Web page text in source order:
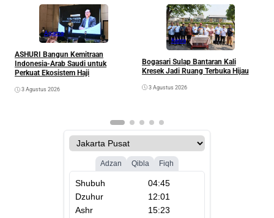
Agama
ASHURI Bangun Kemitraan
Indonesia-Arab Saudi untuk
Perkuat Ekosistem Haji
3 Agustus 2026
Kesra
Bogasari Sulap Bantaran Kali
Kresek Jadi Ruang Terbuka Hijau
3 Agustus 2026